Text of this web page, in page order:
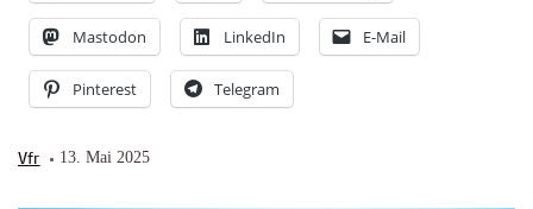
Mastodon LinkedIn E-Mail
Pinterest Telegram
Vfr 13. Mai 2025